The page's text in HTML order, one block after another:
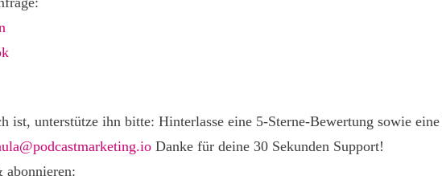
ist, unterstütze ihn bitte: Hinterlasse eine 5-Sterne-Bewertung sowie
Danke für deine 30 Sekunden Support!
abonnieren: